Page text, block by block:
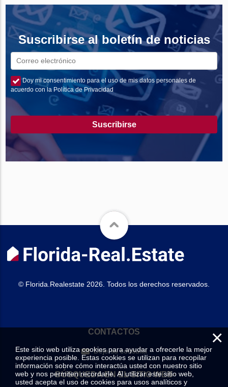
Suscribirse al boletín de noticias
Doy mi consentimiento para el uso de mis datos personales de
acuerdo con la Política de Privacidad
Suscribirse
© Florida.Realestate 2026. Todos los derechos reservados.
CONTACTOS
Deje su consulta
BÚSQUEDA EN EL SITIO WEB
×
Este sitio web utiliza cookies para ayudar a ofrecerle la mejor
experiencia posible. Estas cookies se utilizan para recopilar
información sobre cómo interactúa usted con nuestro sitio
web y nos permiten recordarle. Al utilizar este sitio web,
usted acepta el uso de cookies para usos analíticos y